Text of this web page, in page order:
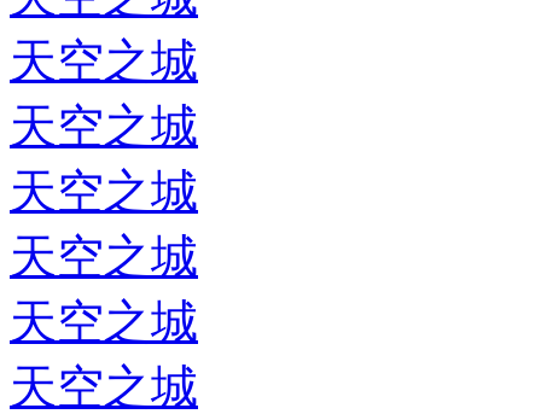
天空之城
天空之城
天空之城
天空之城
天空之城
天空之城